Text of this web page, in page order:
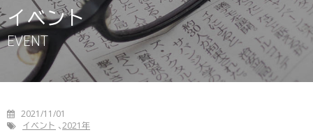
イベント
EVENT
2021/11/01
イベント
2021年